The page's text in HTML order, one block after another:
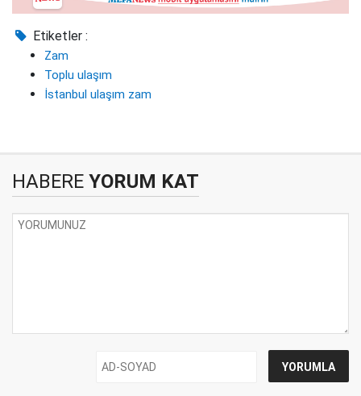
Etiketler :
Zam
Toplu ulaşım
İstanbul ulaşım zam
HABERE YORUM KAT